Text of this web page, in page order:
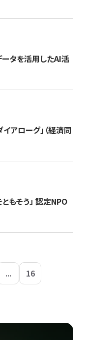
タを活用したAI活
アローグ」（経済同
もそう」 認定NPO
... 16